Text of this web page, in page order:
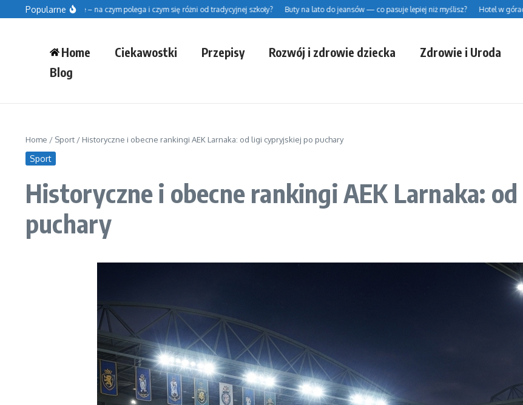
Przejdź do treści
Popularne
fińska w Polsce – na czym polega i czym się różni od tradycyjnej szkoły? Buty na lato do jeansów — co pasuje lepiej niż myślisz? Hotel w górach z
Home Ciekawostki Przepisy Rozwój i zdrowie dziecka Zdrowie i Uroda
Blog
Home / Sport / Historyczne i obecne rankingi AEK Larnaka: od ligi cypryjskiej po puchary
Sport
Historyczne i obecne rankingi AEK Larnaka:
puchary